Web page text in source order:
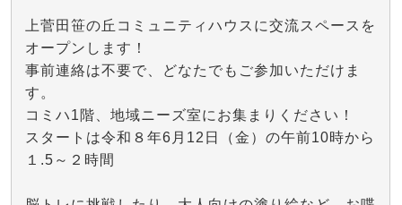
上菅田笹の丘コミュニティハウスに交流スペースを
オープンします！
事前連絡は不要で、どなたでもご参加いただけま
す。
コミハ1階、地域ニーズ室にお集まりください！
スタートは令和８年6月12日（金）の午前10時から
１.5～２時間